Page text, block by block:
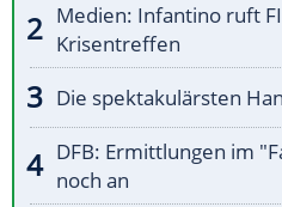
Medien: Infantino ruft
Krisentreffen
Die spektakulärsten
DFB: Ermittlungen im
noch an